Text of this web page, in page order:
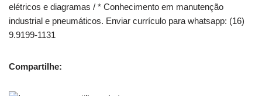
elétricos e diagramas / * Conhecimento em manutenção
industrial e pneumáticos. Enviar currículo para whatsapp: (16)
9.9199-1131
Compartilhe: